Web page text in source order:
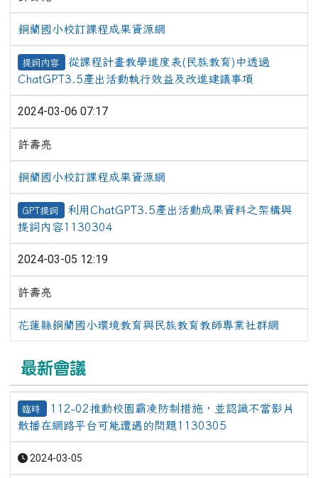
銅蘭國小校訂課程成果資源網
提詞內容
從課程計畫教學進度表(民族教育)中透過
ChatGPT3.5產出活動執行效益及改進建議事項
2024-03-06 07:17
許壽亮
銅蘭國小校訂課程成果資源網
GPT提詞
利用ChatGPT3.5產出活動成果資料之架構與
提詞內容1130304
2024-03-05 12:19
許壽亮
花蓮縣銅蘭國小環境教育與民族教育教師專業社群網
最新會議
臨時
112-02推動校園霸凌防制措施，並認識不當影片
散播在網路平台可能遭遇的問題1130305
2024-03-05